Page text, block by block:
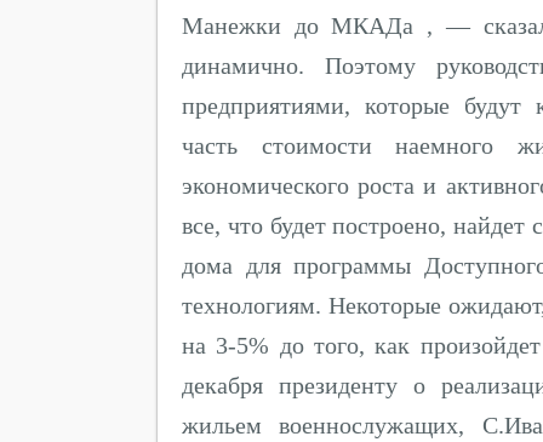
Манежки до МКАДа , — сказал
динамично. Поэтому
предприятиями, которые будут
часть стоимости наемного
экономического роста и
все, что будет построено,
дома для программы
технологиям. Некоторые
на 3-5% до того, как
декабря президенту о
жильем военнослужащих,